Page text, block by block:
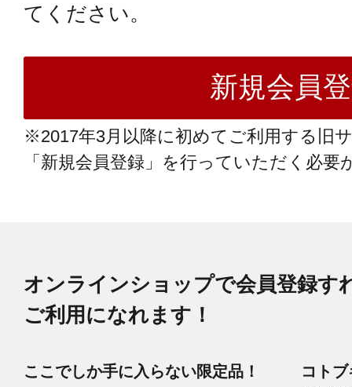
てください。
※2017年3月以降に初めてご利用する旧
「新規会員登録」を行っていただく必要
オンラインショップで会員登録す
ご利用になれます！
ここでしか手に入らない限定品！
コト